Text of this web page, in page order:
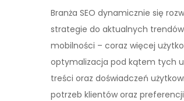
Branża SEO dynamicznie się
strategie do aktualnych
mobilności – coraz więcej
optymalizacja pod kątem tych
treści oraz doświadczeń
potrzeb klientów oraz